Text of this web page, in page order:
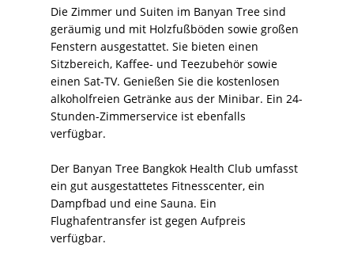
Die Zimmer und Suiten im Banyan Tree sind
geräumig und mit Holzfußböden sowie großen
Fenstern ausgestattet. Sie bieten einen
Sitzbereich, Kaffee- und Teezubehör sowie
einen Sat-TV. Genießen Sie die kostenlosen
alkoholfreien Getränke aus der Minibar. Ein 24-
Stunden-Zimmerservice ist ebenfalls
verfügbar.
Der Banyan Tree Bangkok Health Club umfasst
ein gut ausgestattetes Fitnesscenter, ein
Dampfbad und eine Sauna. Ein
Flughafentransfer ist gegen Aufpreis
verfügbar.